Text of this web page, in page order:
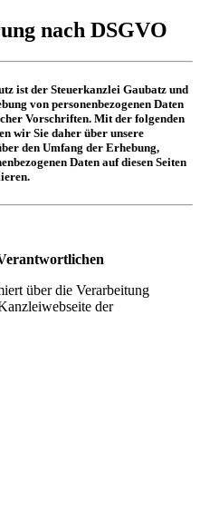
nach DSGVO
ist der Steuerkanzlei Gaubatz und
von personenbezogenen Daten
Vorschriften. Mit der folgenden
wir Sie daher über unsere
den Umfang der Erhebung,
Daten auf diesen Seiten
über die Verarbeitung
der